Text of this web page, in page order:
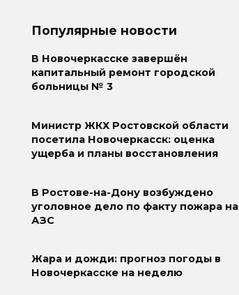
Популярные новости
В Новочеркасске завершён
капитальный ремонт городской
больницы № 3
Министр ЖКХ Ростовской области
посетила Новочеркасск: оценка
ущерба и планы восстановления
В Ростове-на-Дону возбуждено
уголовное дело по факту пожара на
АЗС
Жара и дожди: прогноз погоды в
Новочеркасске на неделю